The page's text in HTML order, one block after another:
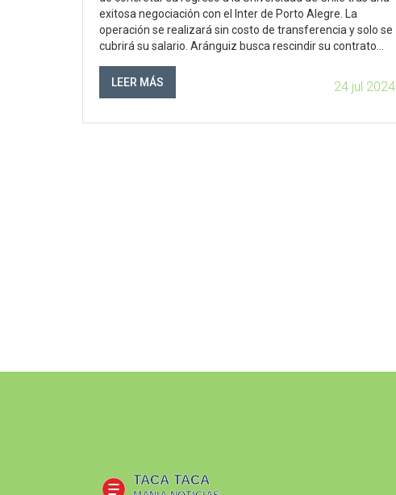
exitosa negociación con el Inter de Porto Alegre. La
operación se realizará sin costo de transferencia y solo se
cubrirá su salario. Aránguiz busca rescindir su contrato
LEER MÁS
24 jul 2024